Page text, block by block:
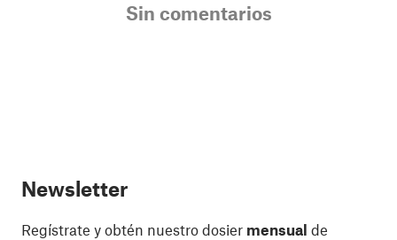
Sin comentarios
Newsletter
Regístrate y obtén nuestro dosier mensual de